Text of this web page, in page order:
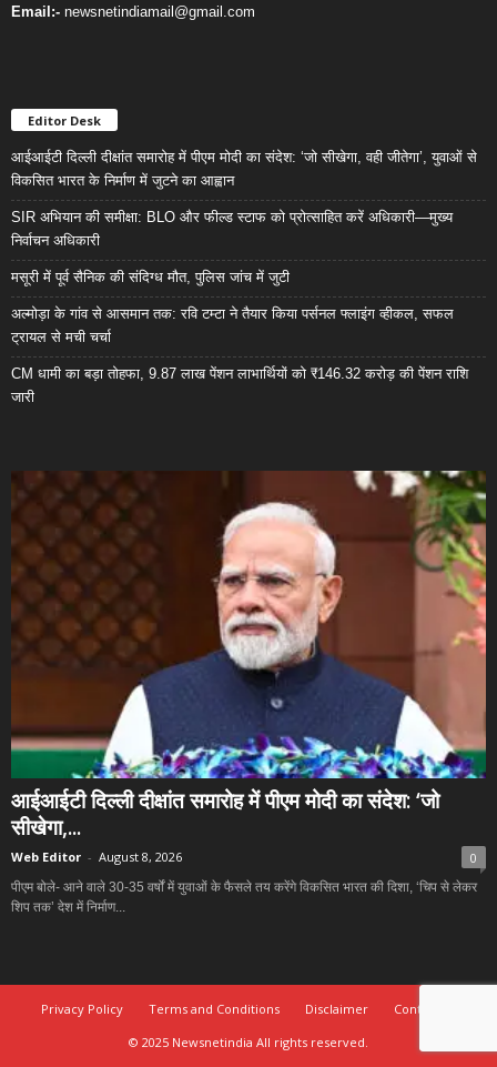
Email:- newsnetindiamail@gmail.com
Editor Desk
आईआईटी दिल्ली दीक्षांत समारोह में पीएम मोदी का संदेश: ‘जो सीखेगा, वही जीतेगा’, युवाओं से
विकसित भारत के निर्माण में जुटने का आह्वान
SIR अभियान की समीक्षा: BLO और फील्ड स्टाफ को प्रोत्साहित करें अधिकारी—मुख्य
निर्वाचन अधिकारी
मसूरी में पूर्व सैनिक की संदिग्ध मौत, पुलिस जांच में जुटी
अल्मोड़ा के गांव से आसमान तक: रवि टम्टा ने तैयार किया पर्सनल फ्लाइंग व्हीकल, सफल
ट्रायल से मची चर्चा
CM धामी का बड़ा तोहफा, 9.87 लाख पेंशन लाभार्थियों को ₹146.32 करोड़ की पेंशन राशि
जारी
आईआईटी दिल्ली दीक्षांत समारोह में पीएम मोदी का संदेश: ‘जो
सीखेगा,...
Web Editor - August 8, 2026 0
पीएम बोले- आने वाले 30-35 वर्षों में युवाओं के फैसले तय करेंगे विकसित भारत की दिशा, ‘चिप से लेकर
शिप तक’ देश में निर्माण...
Privacy Policy Terms and Conditions Disclaimer
Contact Us
© 2025 Newsnetindia All rights reserved.